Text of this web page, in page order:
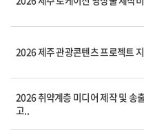
2026 제주 관광콘텐츠 프로젝트
2026 취약계층 미디어 제작 및 송
고..